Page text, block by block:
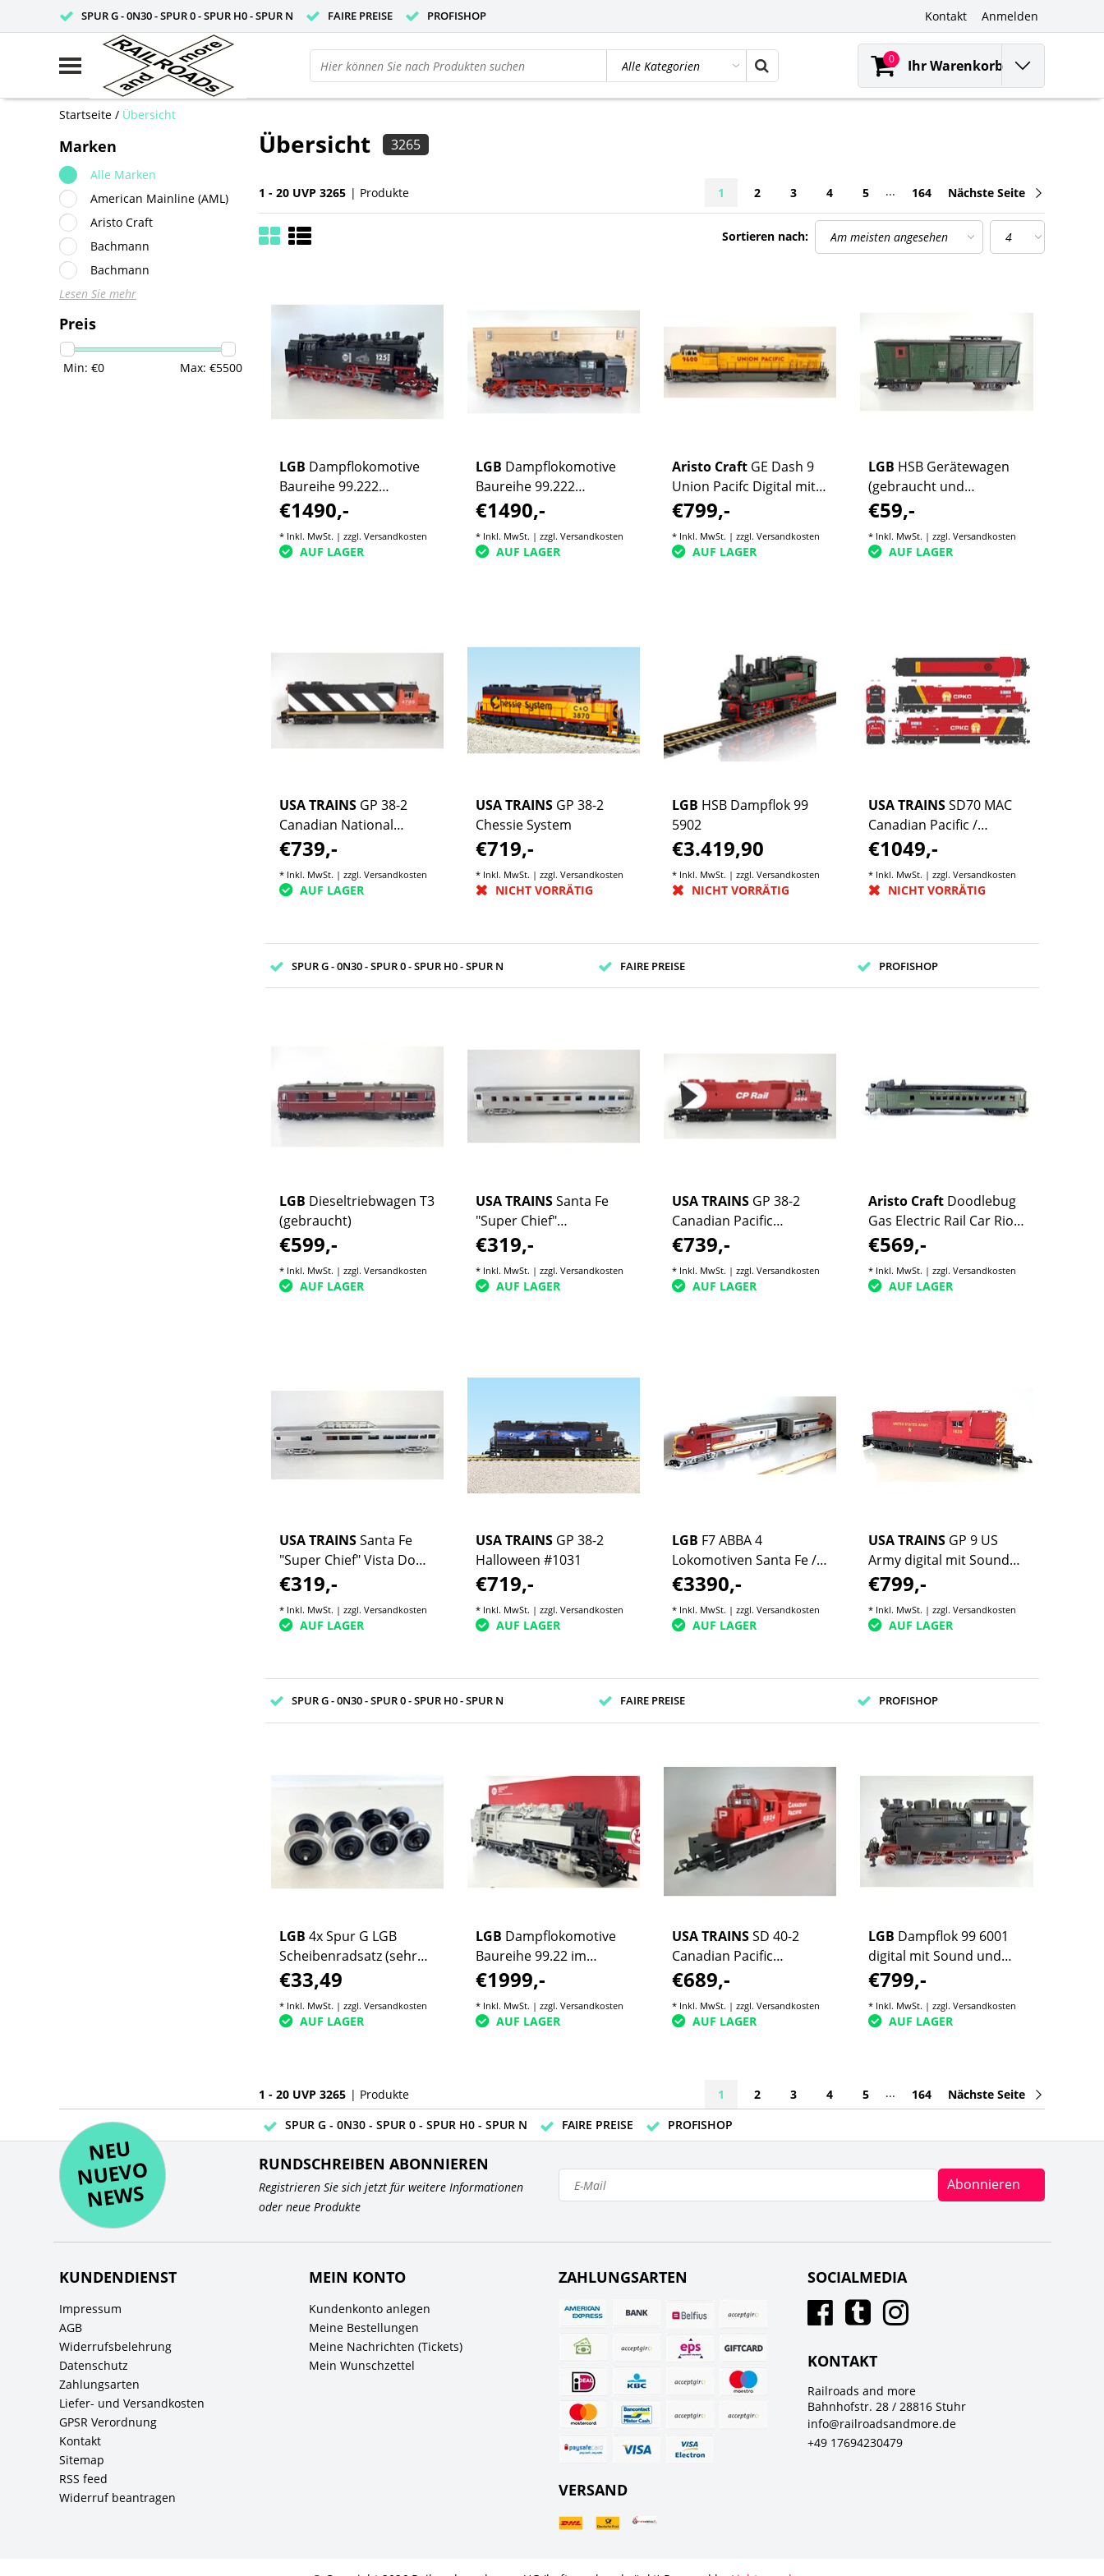
SPUR G - 0N30 - SPUR 0 - SPUR H0 - SPUR N FAIRE PREISE PROFISHOP Kontakt Anmelden
0 Ihr Warenkorb
Startseite / Übersicht
Marken
Alle Marken
American Mainline (AML)
Aristo Craft
Bachmann
Bachmann
Lesen Sie mehr
Preis
Min: €0 Max: €5500
Übersicht 3265
1 - 20 UVP 3265 | Produkte 1 2 3 4 5 ... 164 Nächste Seite
Sortieren nach:
LGB Dampflokomotive
Baureihe 99.222
Harzbulle (sehr guter
€1490,-
* Inkl. MwSt. | zzgl. Versandkosten
AUF LAGER
LGB Dampflokomotive
Baureihe 99.222
Harzbulle limitiert
Auflage (guter Zustand)
€1490,-
* Inkl. MwSt. | zzgl. Versandkosten
AUF LAGER
Aristo Craft GE Dash 9
Union Pacifc Digital mit
ESU (gebraucht)
€799,-
* Inkl. MwSt. | zzgl. Versandkosten
AUF LAGER
LGB HSB Gerätewagen
(gebraucht und
umgebaut)
€59,-
* Inkl. MwSt. | zzgl.Versandkosten
AUF LAGER
USA TRAINS GP 38-2
Canadian National
Exklusivmodell (geringe
Auflage)
€739,-
* Inkl. MwSt. | zzgl. Versandkosten
AUF LAGER
USA TRAINS GP 38-2
Chessie System
€719,-
* Inkl. MwSt. | zzgl. Versandkosten
NICHT VORRÄTIG
LGB HSB Dampflok 99
5902
€3.419,90
* Inkl. MwSt. | zzgl. Versandkosten
NICHT VORRÄTIG
USA TRAINSSD70 MAC
Canadian Pacific /
Kansas City Southern
Exklusivmodell (geringe
Auflage)
€1049,-
* Inkl. MwSt. | zzgl.Versandkosten
NICHT VORRÄTIG
SPUR G - 0N30 - SPUR 0 - SPUR H0 - SPUR N FAIRE PREISE PROFISHOP
LGB Dieseltriebwagen T3
(gebraucht)
€599,-
* Inkl. MwSt. | zzgl. Versandkosten
AUF LAGER
USA TRAINSSanta Fe
"Super Chief"
Observation Car
(gebraucht)
€319,-
* Inkl. MwSt. | zzgl. Versandkosten
AUF LAGER
USA TRAINS GP 38-2
Canadian Pacific
Exklusivmodell (geringe
Auflage)
€739,-
* Inkl. MwSt. | zzgl. Versandkosten
AUF LAGER
Aristo Craft Doodlebug
Gas Electric Rail Car Rio
Grande (sehr guter
Zustand)
€569,-
* Inkl. MwSt. | zzgl.Versandkosten
AUF LAGER
USA TRAINS Santa Fe
"Super Chief" Vista Dome
#1 (gebraucht)
€319,-
* Inkl. MwSt. | zzgl. Versandkosten
AUF LAGER
USA TRAINS GP 38-2
Halloween #1031
€719,-
* Inkl. MwSt. | zzgl. Versandkosten
AUF LAGER
LGB F7 ABBA 4
Lokomotiven Santa Fe /
Massoth DCC-Sound
€3390,-
* Inkl. MwSt. | zzgl. Versandkosten
AUF LAGER
USA TRAINS GP 9 US
Army digital mit Sound
(anschauen)
€799,-
* Inkl. MwSt. | zzgl.Versandkosten
AUF LAGER
SPUR G - 0N30 - SPUR 0 - SPUR H0 - SPUR N FAIRE PREISE PROFISHOP
LGB 4x Spur G LGB
Scheibenradsatz (sehr
guter Zustand) 67419
€33,49
* Inkl. MwSt. | zzgl. Versandkosten
AUF LAGER
LGB Dampflokomotive
Baureihe 99.22 im
Fotoanstrich Top
€1999,-
* Inkl. MwSt. | zzgl. Versandkosten
AUF LAGER
USA TRAINSSD 40-2
Canadian Pacific
Exklusivmodell (geringe
Auflage)
€689,-
* Inkl. MwSt. | zzgl. Versandkosten
AUF LAGER
LGB Dampflok 99 6001
digital mit Sound und
Rauch gealtert
€799,-
* Inkl. MwSt. | zzgl.Versandkosten
AUF LAGER
1 - 20 UVP 3265 | Produkte 1 2 3 4 5 ... 164
Nächste Seite
SPUR G - 0N30 - SPUR 0 - SPUR H0 - SPUR N
FAIRE PREISE PROFISHOP
NE
U
N
UEV
O
NE
WS
RUNDSCHREIBEN ABONNIEREN
Registrieren Sie sich jetzt für weitere Informationen
oder neue Produkte
Abonnieren
KUNDENDIENST
Impressum
AGB
Widerrufsbelehrung
Datenschutz
Zahlungsarten
Liefer- und Versandkosten
GPSR Verordnung
Kontakt
Sitemap
RSS feed
Widerruf beantragen
MEIN KONTO
Kundenkonto anlegen
Meine Bestellungen
Meine Nachrichten (Tickets)
Mein Wunschzettel
ZAHLUNGSARTEN
VERSAND
SOCIALMEDIA
KONTAKT
Railroads and more
Bahnhofstr. 28 / 28816 Stuhr
info@railroadsandmore.de
+49 17694230479